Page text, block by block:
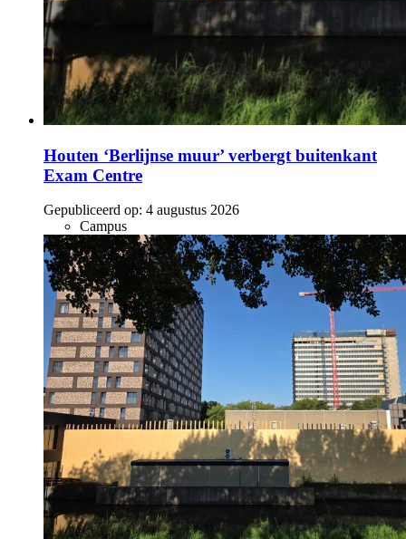
Houten ‘Berlijnse muur’ verbergt buitenkant
Exam Centre
Gepubliceerd op: 4 augustus 2026
Campus